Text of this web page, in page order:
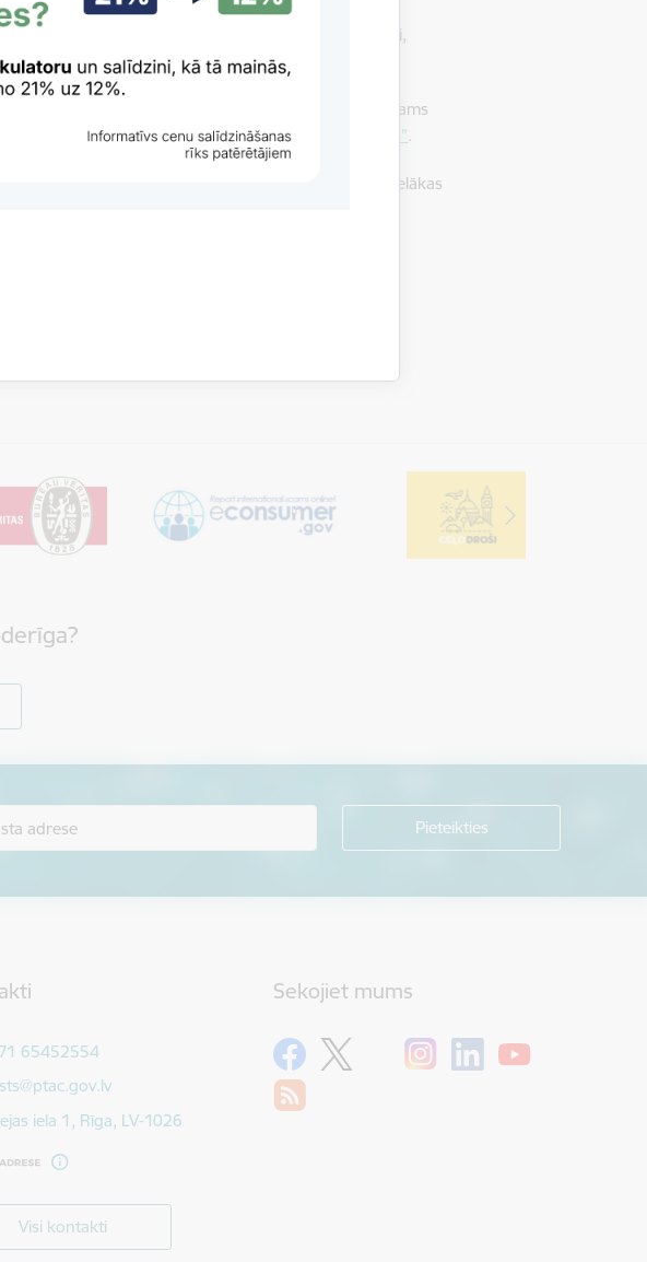
tādēļ PTAC aicina patērētājus pieteikties savlaicīgi,
izveidot sarakstu ar visām esošajām saistībām. Vēlams
–
AS “Kredītinformācijas birojs”unAS “Crefo birojs”.
nedrīkst ignorēt. Jo ātrāk tiek meklēts risinājums, jo lielākas
65452554
iela 1, Rīga, LV-1026
Visi kontakti
Sekojiet mums